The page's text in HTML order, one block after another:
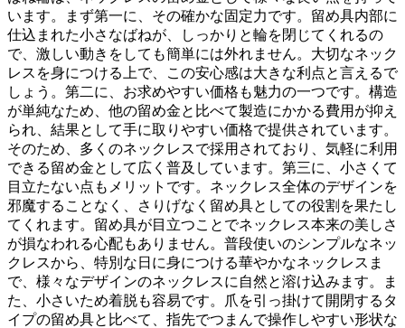
います。まず第一に、その確かな固定力です。留め具内部に
仕込まれた小さなばねが、しっかりと輪を閉じてくれるの
で、激しい動きをしても簡単には外れません。大切なネック
レスを身につける上で、この安心感は大きな利点と言えるで
しょう。第二に、 お求めやすい価格 も魅力の一つです。構造
が単純なため、他の留め金と比べて製造にかかる費用が抑え
られ、結果として手に取りやすい価格で提供されています。
そのため、多くのネックレスで採用されており、気軽に利用
できる留め金として広く普及しています。第三に、 小さくて
目立たない点もメリットです。ネックレス全体のデザインを
邪魔することなく、さりげなく留め具としての役割を果たし
てくれます。留め具が目立つことでネックレス本来の美しさ
が損なわれる心配もありません。普段使いのシンプルなネッ
クレスから、特別な日に身につける華やかなネックレスま
で、 様々なデザインのネックレスに自然と溶け込みます。ま
た、小さいため着脱も容易です。爪を引っ掛けて開閉するタ
イプの留め具と比べて、指先でつまんで操作しやすい形状な